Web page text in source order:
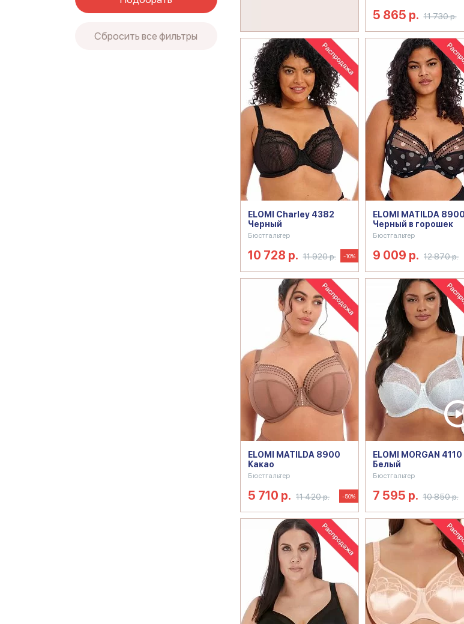
Сбросить все фильтры
5 865 р. 11 730 р.
ELOMI Charley 4382
Черный
Бюстгальтер
10 728 р. 11 920 р. -10%
ELOMI MATILDA 8900
Черный в горошек
Бюстгальтер
9 009 р. 12 870 р.
ELOMI MATILDA 8900
Какао
Бюстгальтер
5 710 р. 11 420 р. -50%
ELOMI MORGAN 4110
Белый
Бюстгальтер
7 595 р. 10 850 р.